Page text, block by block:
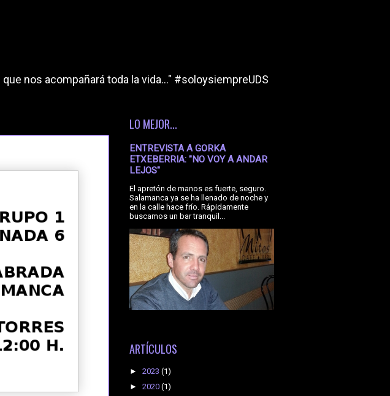
nos acompañará toda la vida..." #soloysiempreUDS
LO MEJOR...
ENTREVISTA A GORKA
ETXEBERRIA: "NO VOY A ANDAR
LEJOS"
El apretón de manos es fuerte, seguro.
Salamanca ya se ha llenado de noche y
en la calle hace frío. Rápidamente
buscamos un bar tranquil...
ARTÍCULOS
► 2023 (1)
► 2020 (1)